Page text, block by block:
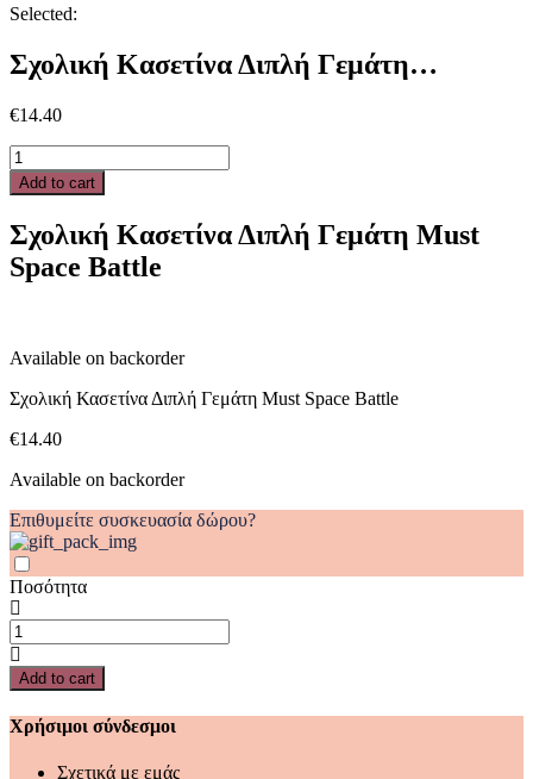
Selected:
Σχολική Κασετίνα Διπλή Γεμάτη…
€14.40
Σχολική
Κασετίνα
Διπλή
Must
Space
Battle
Add to cart
Σχολική Κασετίνα Διπλή Γεμάτη Must
Space Battle
Available on backorder
Σχολική Κασετίνα Διπλή Γεμάτη Must Space Battle
€14.40
Available on backorder
Επιθυμείτε συσκευασία δώρου?
Ποσότητα
Σχολική
Κασετίνα
Διπλή
Γεμάτη
Must
Space
Add to cart
Χρήσιμοι σύνδεσμοι
Σχετικά με εμάς